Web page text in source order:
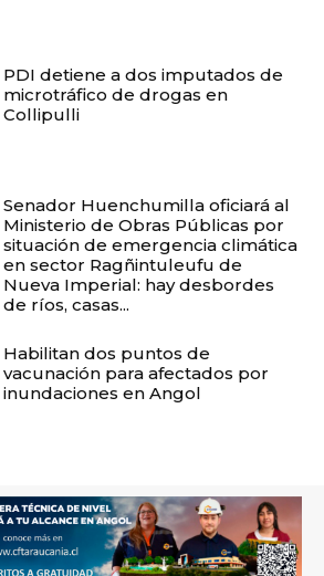
PDI detiene a dos imputados de
microtráfico de drogas en
Collipulli
Senador Huenchumilla oficiará al
Ministerio de Obras Públicas por
situación de emergencia climática
en sector Ragñintuleufu de
Nueva Imperial: hay desbordes
de ríos, casas...
Habilitan dos puntos de
vacunación para afectados por
inundaciones en Angol